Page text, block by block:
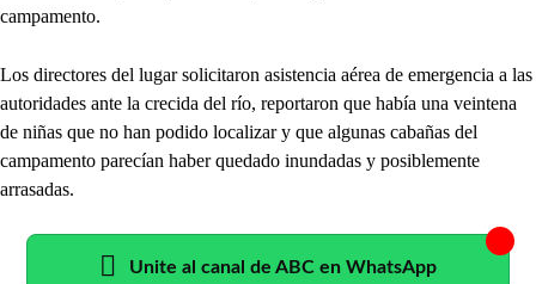
campamento.
Los directores del lugar solicitaron asistencia aérea de emergencia a las
autoridades ante la crecida del río, reportaron que había una veintena
de niñas que no han podido localizar y que algunas cabañas del
campamento parecían haber quedado inundadas y posiblemente
arrasadas.
Unite al canal de ABC en WhatsApp